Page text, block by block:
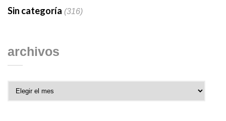
Sin categoría (316)
archivos